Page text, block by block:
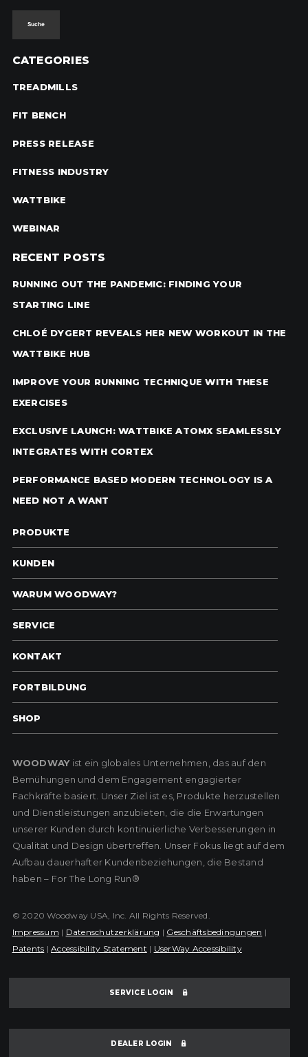
CATEGORIES
TREADMILLS
FIT BENCH
PRESS RELEASE
FITNESS INDUSTRY
WATTBIKE
WEBINAR
RECENT POSTS
RUNNING OUT THE PANDEMIC: FINDING YOUR
STARTING LINE
CHLOÉ DYGERT REVEALS HER NEW WORKOUT IN THE
WATTBIKE HUB
IMPROVE YOUR RUNNING TECHNIQUE WITH THESE
EXERCISES
EXCLUSIVE LAUNCH: WATTBIKE ATOMX SEAMLESSLY
INTEGRATES WITH CORTEX
PERFORMANCE BASED MODERN TECHNOLOGY IS A
NEED NOT A WANT
PRODUKTE
KUNDEN
WARUM WOODWAY?
SERVICE
KONTAKT
FORTBILDUNG
SHOP
WOODWAYist ein globales Unternehmen, das auf den
Bemühungen und dem Engagement engagierter
Fachkräfte basiert. Unser Ziel ist es, Produkte herzustellen
und Dienstleistungen anzubieten, die die Erwartungen
unserer Kunden durch kontinuierliche Verbesserungen in
Qualität und Design übertreffen. Unser Fokus liegt auf dem
Aufbau dauerhafter Kundenbeziehungen, die Bestand
haben – For The Long Run®
© 2020 Woodway USA, Inc. All Rights Reserved.
Impressum | Datenschutzerklärung | Geschäftsbedingungen |
Patents |Accessibility Statement | UserWay Accessibility
SERVICE LOGIN
DEALER LOGIN